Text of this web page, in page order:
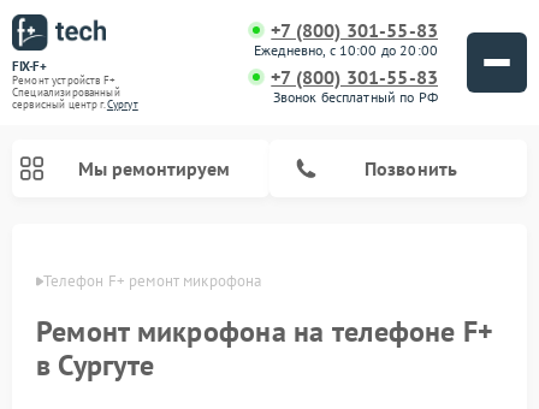
FIX-F+
Ремонт устройств F+
Специализированный
cервисный центр г.Сургут
+7 (800) 301-55-83
Ежедневно, с 10:00 до 20:00
+7 (800) 301-55-83
Звонок бесплатный по РФ
Мы ремонтируем Позвонить
Телефон F+ ремонт микрофона
Ремонт микрофона на телефоне F+
в Сургуте